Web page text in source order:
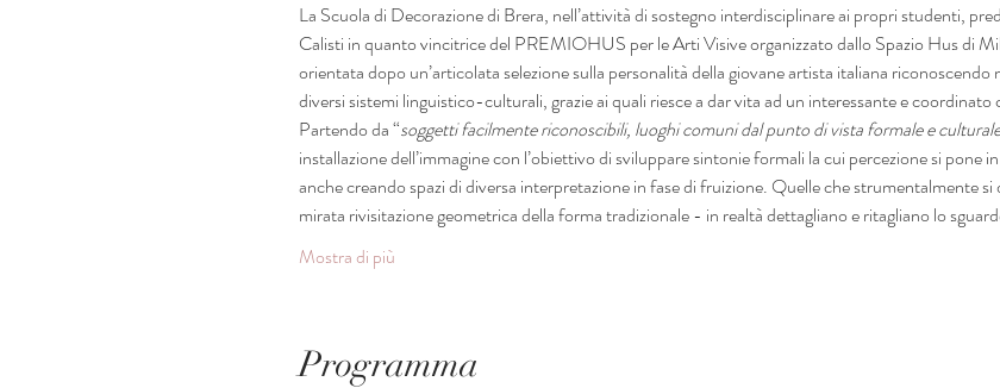
La Scuola di Decorazione di Brera, nell’attività di sostegno interdisciplinare ai propri studenti,
Calisti in quanto vincitrice del PREMIOHUS per le Arti Visive organizzato dallo Spazio Hus di
orientata dopo un’articolata selezione sulla personalità della giovane artista italiana riconoscendo
diversi sistemi linguistico-culturali, grazie ai quali riesce a dar vita ad un interessante e coordinato
Partendo da “soggetti facilmente riconoscibili, luoghi comuni dal punto di vista formale e
installazione dell’immagine con l’obiettivo di sviluppare sintonie formali la cui percezione si pone
anche creando spazi di diversa interpretazione in fase di fruizione. Quelle che strumentalmente
mirata rivisitazione geometrica della forma tradizionale - in realtà dettagliano e ritagliano lo
Mostra di più
Programma